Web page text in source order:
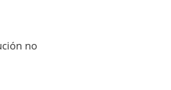
no